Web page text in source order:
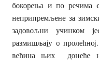
бокорења и по речима
неприпремљене за
задовољни учинком
размишљају о
већина њих донеће